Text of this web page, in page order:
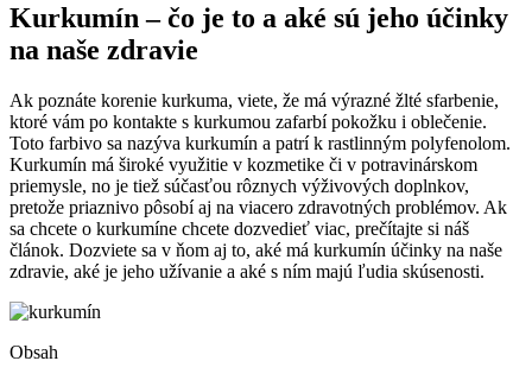
Kurkumín – čo je to a aké sú jeho účinky
na naše zdravie
Ak poznáte korenie kurkuma, viete, že má výrazné žlté sfarbenie,
ktoré vám po kontakte s kurkumou zafarbí pokožku i oblečenie.
Toto farbivo sa nazýva kurkumín a patrí k rastlinným polyfenolom.
Kurkumín má široké využitie v kozmetike či v potravinárskom
priemysle, no je tiež súčasťou rôznych výživových doplnkov,
pretože priaznivo pôsobí aj na viacero zdravotných problémov. Ak
sa chcete o kurkumíne chcete dozvedieť viac, prečítajte si náš
článok. Dozviete sa v ňom aj to, aké má kurkumín účinky na naše
zdravie, aké je jeho užívanie a aké s ním majú ľudia skúsenosti.
Obsah